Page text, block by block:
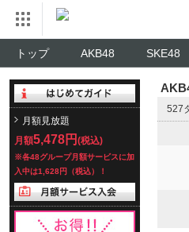
トップ AKB48 SKE48
月額見放題
月額5,478円 (税込)
※各48グループ月額サービスに加
入中は1,628円（税込）！
527